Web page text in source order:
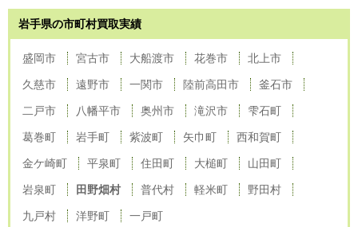
岩手県の市町村買取実績
盛岡市 宮古市 大船渡市 花巻市 北上市
久慈市 遠野市 一関市 陸前高田市 釜石市
二戸市 八幡平市 奥州市 滝沢市 雫石町
葛巻町 岩手町 紫波町 矢巾町 西和賀町
金ケ崎町 平泉町 住田町 大槌町 山田町
岩泉町 田野畑村 普代村 軽米町 野田村
九戸村 洋野町 一戸町